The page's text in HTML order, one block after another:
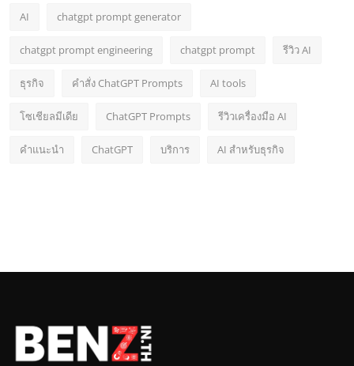
AI chatgpt prompt generator
chatgpt prompt engineering chatgpt prompt รีวิว AI
ธุรกิจ คำสั่ง ChatGPT Prompts AI tools
โซเชียลมีเดีย ChatGPT Prompts รีวิวเครื่องมือ AI
คำแนะนำ ChatGPT บริการ AI สำหรับธุรกิจ